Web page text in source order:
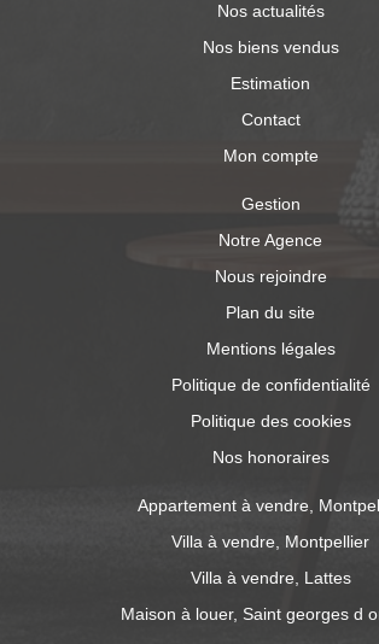
Nos actualités
Nos biens vendus
Estimation
Contact
Mon compte
Gestion
Notre Agence
Nous rejoindre
Plan du site
Mentions légales
Politique de confidentialité
Politique des cookies
Nos honoraires
Appartement à vendre,
Villa à vendre, Montpellier
Villa à vendre, Lattes
Maison à louer, Saint georges d